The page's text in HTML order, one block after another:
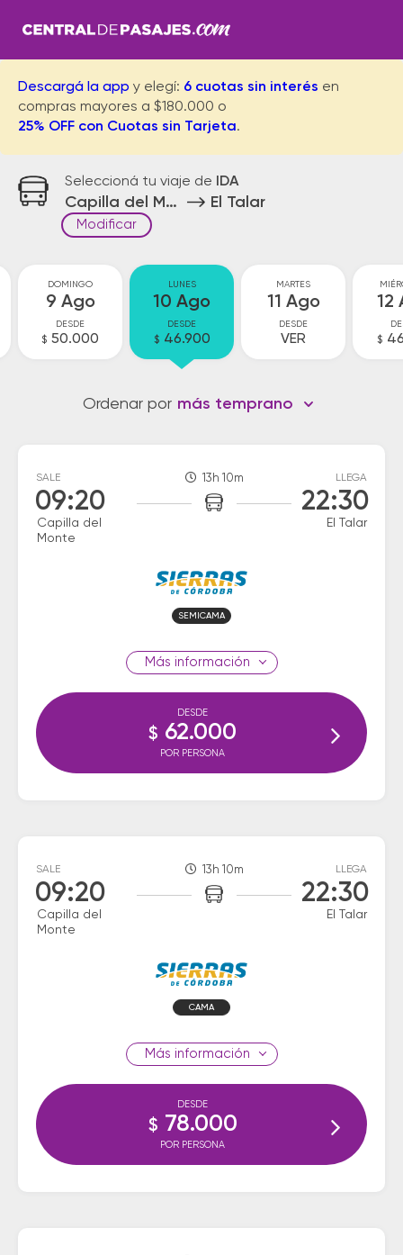
Descargá la app y elegí: 6 cuotas sin interés en
compras mayores a $180.000 o
25% OFF con Cuotas sin Tarjeta.
Seleccioná tu viaje de IDA
Capilla del Monte El Talar
Modificar
DOMINGO
9 Ago
DESDE
$ 50.000
LUNES
10 Ago
DESDE
$ 46.900
MARTES
11 Ago
DESDE
VER
12
$
Ordenar por más temprano
SALE
09:20
Capilla del
Monte
13h 10m LLEGA
22:30
El Talar
SEMICAMA
información
DESDE
$ 62.000
POR PERSONA
SALE
09:20
Capilla del
Monte
13h 10m LLEGA
22:30
El Talar
CAMA
información
DESDE
$ 78.000
POR PERSONA